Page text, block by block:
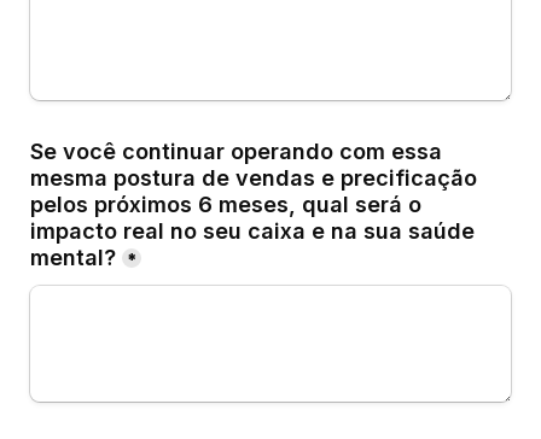
Se você continuar operando com essa
mesma postura de vendas e precificação
pelos próximos 6 meses, qual será o
impacto real no seu caixa e na sua saúde
mental? *